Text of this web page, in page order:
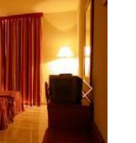
Weiter